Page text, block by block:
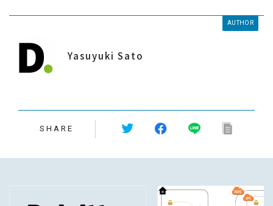
AUTHOR
Yasuyuki Sato
SHARE